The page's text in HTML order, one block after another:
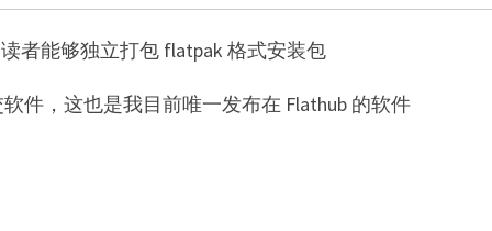
者能够独立打包 flatpak 格式安装包
件，这也是我目前唯一发布在 Flathub 的软件